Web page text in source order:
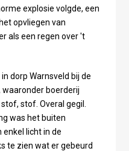
explosie volgde, een
opvliegen van
als een regen over 't
dorp Warnsveld bij de
waaronder boerderij
stof. Overal gegil.
was het buiten
enkel licht in de
te zien wat er gebeurd